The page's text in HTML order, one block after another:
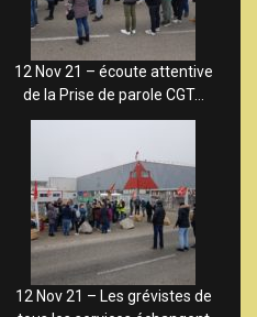
12 Nov 21 – écoute attentive
de la Prise de parole CGT…
12 Nov 21 – Les grévistes de